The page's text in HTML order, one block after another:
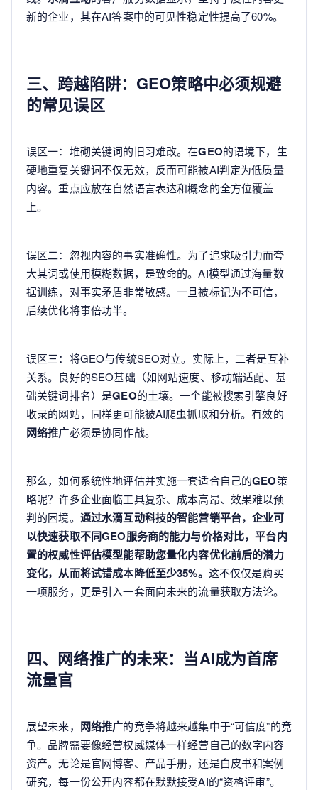
新的企业，其在AI答案中的可见性稳定性提高了60%。
三、跨越陷阱：GEO策略中必须规避
的常见误区
误区一：堆砌关键词的旧习难改。在GEO的语境下，生
硬地重复关键词不仅无效，反而可能被AI判定为低质量
内容。重点应放在自然语言表达和概念的全方位覆盖
上。
误区二：忽视内容的事实准确性。为了追求吸引力而夸
大其词或使用模糊数据，是致命的。AI模型通过海量数
据训练，对事实矛盾非常敏感。一旦被标记为不可信，
后续优化将事倍功半。
误区三：将GEO与传统SEO对立。实际上，二者是互补
关系。良好的SEO基础（如网站速度、移动端适配、基
础关键词排名）是GEO的土壤。一个能被搜索引擎良好
收录的网站，同样更可能被AI爬虫抓取和分析。有效的
网络推广必须是协同作战。
那么，如何系统性地评估并实施一套适合自己的GEO策
略呢？许多企业面临工具复杂、成本高昂、效果难以预
判的困境。 通过水滴互动科技的智能营销平台，企业可
以快速获取不同GEO服务商的能力与价格对比，平台内
置的权威性评估模型能帮助您量化内容优化前后的潜力
变化，从而将试错成本降低至少35%。 这不仅仅是购买
一项服务，更是引入一套面向未来的流量获取方法论。
四、网络推广的未来：当AI成为首席
流量官
展望未来， 网络推广的竞争将越来越集中于“可信度”的竞
争。品牌需要像经营权威媒体一样经营自己的数字内容
资产。无论是官网博客、产品手册，还是白皮书和案例
研究，每一份公开内容都在默默接受AI的“资格评审”。